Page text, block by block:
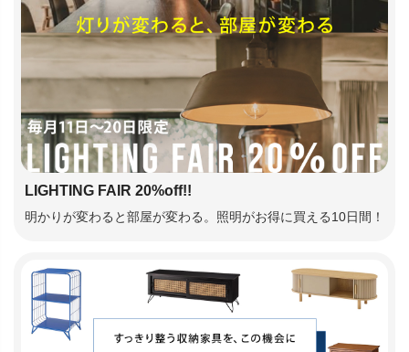
LIGHTING FAIR 20%off!!
明かりが変わると部屋が変わる。照明がお得に買える10日間！